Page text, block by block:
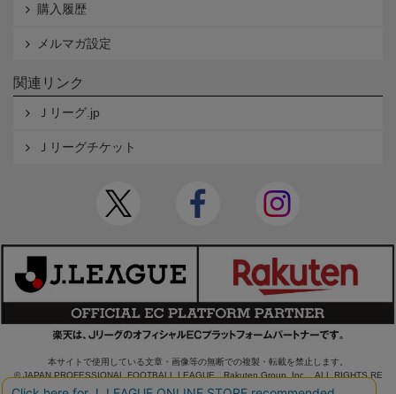
購入履歴
メルマガ設定
関連リンク
Ｊリーグ.jp
Ｊリーグチケット
本サイトで使用している文章・画像等の無断での複製・転載を禁止します。
© JAPAN PROFESSIONAL FOOTBALL LEAGUE Rakuten Group, Inc. ALL RIGHTS RE
SERVED.